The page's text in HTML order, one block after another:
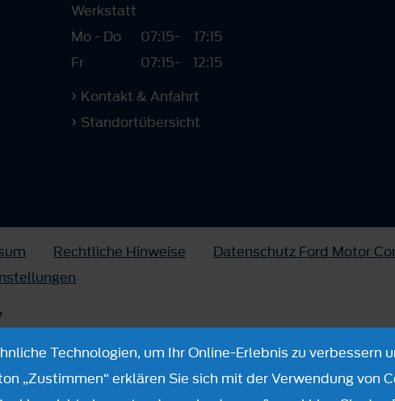
Werkstatt
Mo - Do
07:15-
17:15
Fr
07:15-
12:15
Kontakt & Anfahrt
Standortübersicht
Rechtliche Hinweise
Datenschutz Ford Motor
Technologien, um Ihr Online-Erlebnis zu verbessern
„Zustimmen“ erklären Sie sich mit der Verwendung von